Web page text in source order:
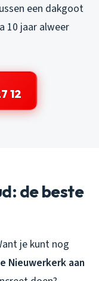
een dakgoot
10 jaar alweer
12
de beste
je kunt nog
Nieuwerkerk aan